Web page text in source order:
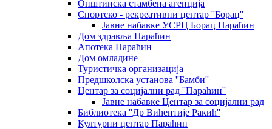
Општинскa стамбенa агенцијa
Спортско - рекреативни центар ''Борац''
Јавне набавке УСРЦ Борац Параћин
Дом здравља Параћин
Апотека Параћин
Дом омладине
Туристичка организација
Предшколска установа ''Бамби''
Центар за социјални рад ''Параћин''
Јавне набавке Центар за социјални рад
Библиотека ''Др Вићентије Ракић''
Културни центар Параћин